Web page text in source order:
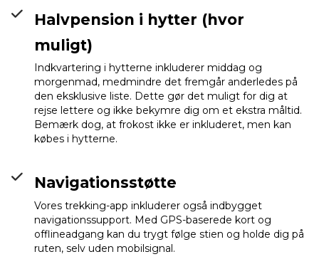
Halvpension i hytter (hvor
muligt)
Indkvartering i hytterne inkluderer middag og
morgenmad, medmindre det fremgår anderledes på
den eksklusive liste. Dette gør det muligt for dig at
rejse lettere og ikke bekymre dig om et ekstra måltid.
Bemærk dog, at frokost ikke er inkluderet, men kan
købes i hytterne.
Navigationsstøtte
Vores trekking-app inkluderer også indbygget
navigationssupport. Med GPS-baserede kort og
offlineadgang kan du trygt følge stien og holde dig på
ruten, selv uden mobilsignal.